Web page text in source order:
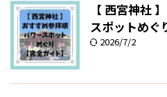
【 西宮神社
スポットめぐ
2026/7/2